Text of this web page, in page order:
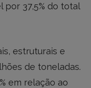
por 37,5% do total
estruturais e
de toneladas.
em relação ao